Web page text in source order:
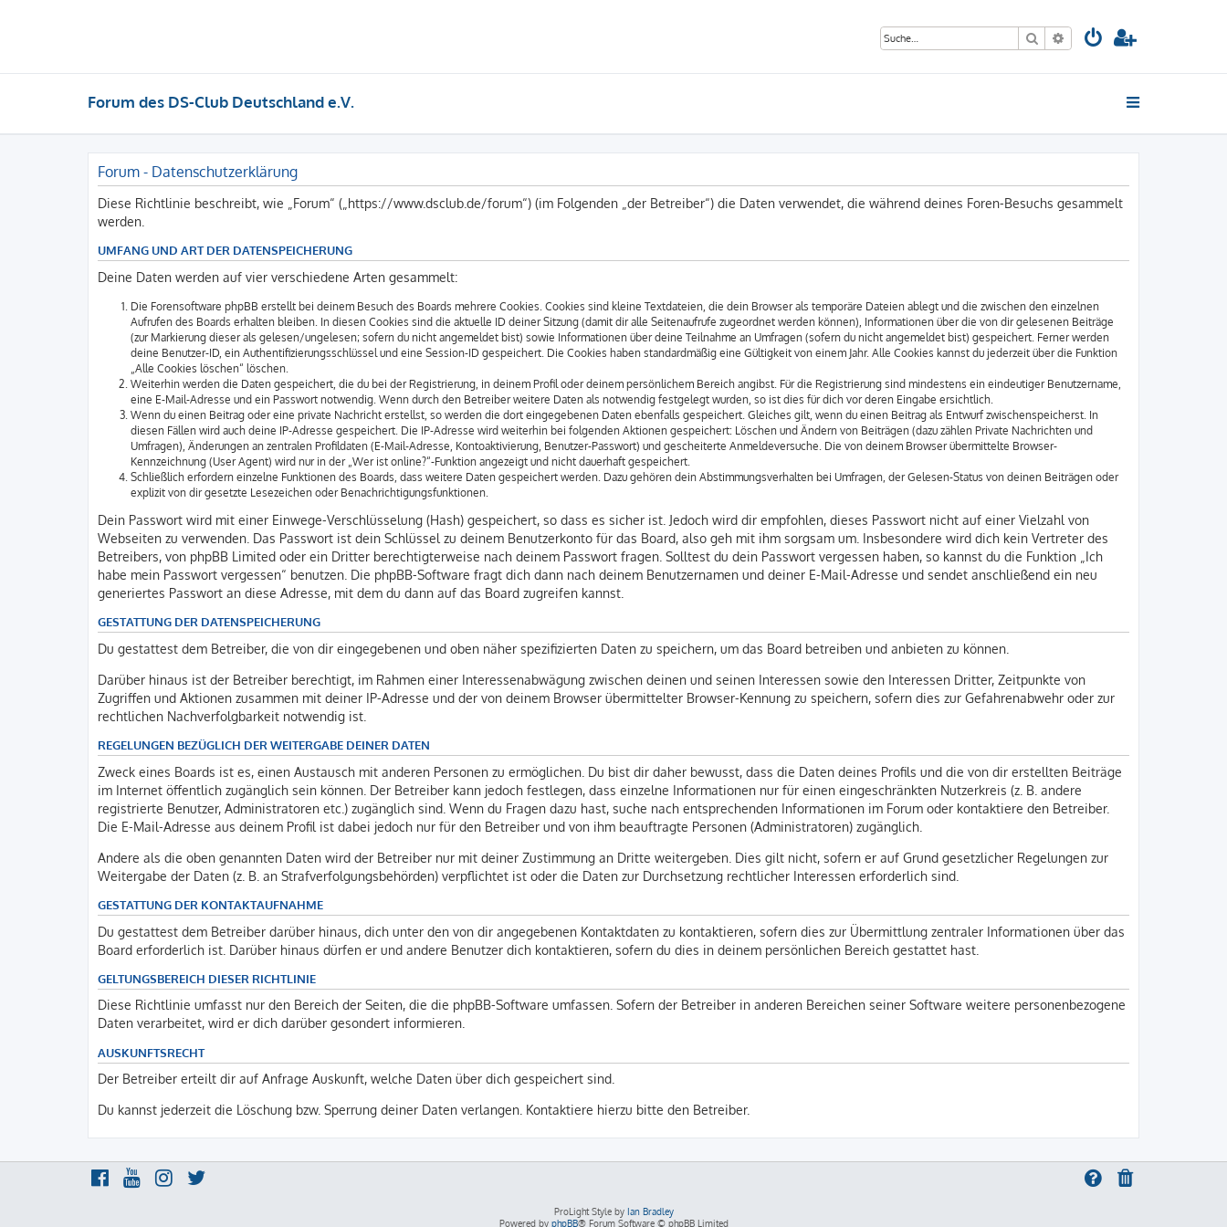
Suche Erweiterte Suche
Forum des DS-Club Deutschland e.V.
Forum - Datenschutzerklärung
Diese Richtlinie beschreibt, wie „Forum“ („https://www.dsclub.de/forum“) (im Folgenden „der Betreiber“) die Daten verwendet, die während deines Foren-Besuchs gesammelt
werden.
UMFANG UND ART DER DATENSPEICHERUNG
Deine Daten werden auf vier verschiedene Arten gesammelt:
Die Forensoftware phpBB erstellt bei deinem Besuch des Boards mehrere Cookies. Cookies sind kleine Textdateien, die dein Browser als temporäre Dateien ablegt und die zwischen den einzelnen
Aufrufen des Boards erhalten bleiben. In diesen Cookies sind die aktuelle ID deiner Sitzung (damit dir alle Seitenaufrufe zugeordnet werden können), Informationen über die von dir gelesenen Beiträge
(zur Markierung dieser als gelesen/ungelesen; sofern du nicht angemeldet bist) sowie Informationen über deine Teilnahme an Umfragen (sofern du nicht angemeldet bist) gespeichert. Ferner werden
deine Benutzer-ID, ein Authentifizierungsschlüssel und eine Session-ID gespeichert. Die Cookies haben standardmäßig eine Gültigkeit von einem Jahr. Alle Cookies kannst du jederzeit über die Funktion
„Alle Cookies löschen“ löschen.
Weiterhin werden die Daten gespeichert, die du bei der Registrierung, in deinem Profil oder deinem persönlichem Bereich angibst. Für die Registrierung sind mindestens ein eindeutiger Benutzername,
eine E-Mail-Adresse und ein Passwort notwendig. Wenn durch den Betreiber weitere Daten als notwendig festgelegt wurden, so ist dies für dich vor deren Eingabe ersichtlich.
Wenn du einen Beitrag oder eine private Nachricht erstellst, so werden die dort eingegebenen Daten ebenfalls gespeichert. Gleiches gilt, wenn du einen Beitrag als Entwurf zwischenspeicherst. In
diesen Fällen wird auch deine IP-Adresse gespeichert. Die IP-Adresse wird weiterhin bei folgenden Aktionen gespeichert: Löschen und Ändern von Beiträgen (dazu zählen Private Nachrichten und
Umfragen), Änderungen an zentralen Profildaten (E-Mail-Adresse, Kontoaktivierung, Benutzer-Passwort) und gescheiterte Anmeldeversuche. Die von deinem Browser übermittelte Browser-
Kennzeichnung (User Agent) wird nur in der „Wer ist online?“-Funktion angezeigt und nicht dauerhaft gespeichert.
Schließlich erfordern einzelne Funktionen des Boards, dass weitere Daten gespeichert werden. Dazu gehören dein Abstimmungsverhalten bei Umfragen, der Gelesen-Status von deinen Beiträgen oder
explizit von dir gesetzte Lesezeichen oder Benachrichtigungsfunktionen.
Dein Passwort wird mit einer Einwege-Verschlüsselung (Hash) gespeichert, so dass es sicher ist. Jedoch wird dir empfohlen, dieses Passwort nicht auf einer Vielzahl von
Webseiten zu verwenden. Das Passwort ist dein Schlüssel zu deinem Benutzerkonto für das Board, also geh mit ihm sorgsam um. Insbesondere wird dich kein Vertreter des
Betreibers, von phpBB Limited oder ein Dritter berechtigterweise nach deinem Passwort fragen. Solltest du dein Passwort vergessen haben, so kannst du die Funktion „Ich
habe mein Passwort vergessen“ benutzen. Die phpBB-Software fragt dich dann nach deinem Benutzernamen und deiner E-Mail-Adresse und sendet anschließend ein neu
generiertes Passwort an diese Adresse, mit dem du dann auf das Board zugreifen kannst.
GESTATTUNG DER DATENSPEICHERUNG
Du gestattest dem Betreiber, die von dir eingegebenen und oben näher spezifizierten Daten zu speichern, um das Board betreiben und anbieten zu können.
Darüber hinaus ist der Betreiber berechtigt, im Rahmen einer Interessenabwägung zwischen deinen und seinen Interessen sowie den Interessen Dritter, Zeitpunkte von
Zugriffen und Aktionen zusammen mit deiner IP-Adresse und der von deinem Browser übermittelter Browser-Kennung zu speichern, sofern dies zur Gefahrenabwehr oder zur
rechtlichen Nachverfolgbarkeit notwendig ist.
REGELUNGEN BEZÜGLICH DER WEITERGABE DEINER DATEN
Zweck eines Boards ist es, einen Austausch mit anderen Personen zu ermöglichen. Du bist dir daher bewusst, dass die Daten deines Profils und die von dir erstellten Beiträge
im Internet öffentlich zugänglich sein können. Der Betreiber kann jedoch festlegen, dass einzelne Informationen nur für einen eingeschränkten Nutzerkreis (z. B. andere
registrierte Benutzer, Administratoren etc.) zugänglich sind. Wenn du Fragen dazu hast, suche nach entsprechenden Informationen im Forum oder kontaktiere den Betreiber.
Die E-Mail-Adresse aus deinem Profil ist dabei jedoch nur für den Betreiber und von ihm beauftragte Personen (Administratoren) zugänglich.
Andere als die oben genannten Daten wird der Betreiber nur mit deiner Zustimmung an Dritte weitergeben. Dies gilt nicht, sofern er auf Grund gesetzlicher Regelungen zur
Weitergabe der Daten (z. B. an Strafverfolgungsbehörden) verpflichtet ist oder die Daten zur Durchsetzung rechtlicher Interessen erforderlich sind.
GESTATTUNG DER KONTAKTAUFNAHME
Du gestattest dem Betreiber darüber hinaus, dich unter den von dir angegebenen Kontaktdaten zu kontaktieren, sofern dies zur Übermittlung zentraler Informationen über das
Board erforderlich ist. Darüber hinaus dürfen er und andere Benutzer dich kontaktieren, sofern du dies in deinem persönlichen Bereich gestattet hast.
GELTUNGSBEREICH DIESER RICHTLINIE
Diese Richtlinie umfasst nur den Bereich der Seiten, die die phpBB-Software umfassen. Sofern der Betreiber in anderen Bereichen seiner Software weitere personenbezogene
Daten verarbeitet, wird er dich darüber gesondert informieren.
AUSKUNFTSRECHT
Der Betreiber erteilt dir auf Anfrage Auskunft, welche Daten über dich gespeichert sind.
Du kannst jederzeit die Löschung bzw. Sperrung deiner Daten verlangen. Kontaktiere hierzu bitte den Betreiber.
ProLight Style by Ian Bradley
Powered by phpBB® Forum Software © phpBB Limited